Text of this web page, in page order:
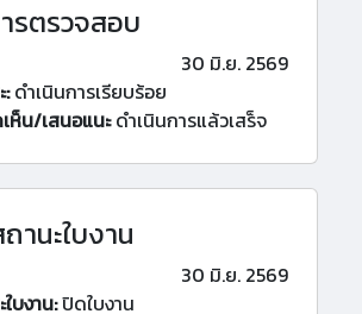
รตรวจสอบ
30 มิ.ย. 2569
:ดำเนินการเรียบร้อย
ห็น/เสนอแนะดำเนินการแล้วเสร็จ
านะใบงาน
30 มิ.ย. 2569
บงาน:ปิดใบงาน